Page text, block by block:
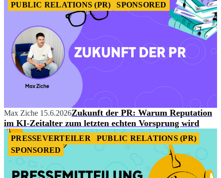
PUBLIC RELATIONS (PR) SPONSORED
Max Ziche 15.6.2026Zukunft der PR: Warum Reputation
im KI-Zeitalter zum letzten echten Vorsprung wird
PRESSEVERTEILER
PUBLIC RELATIONS (PR)
SPONSORED